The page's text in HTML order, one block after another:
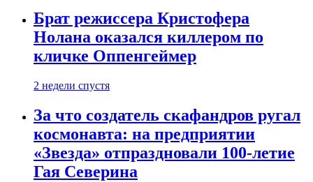
Брат режиссера Кристофера
Нолана оказался киллером по
кличке Оппенгеймер
2 недели спустя
За что создатель скафандров ругал
космонавта: на предприятии
«Звезда» отпраздновали 100-летие
Гая Северина